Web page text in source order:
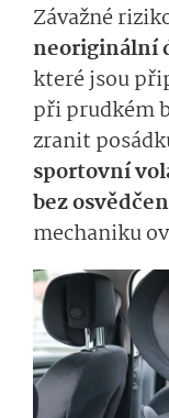
Závažné
neoriginální
které jsou
při prudkém
zranit
sportovní
bez
mechaniku